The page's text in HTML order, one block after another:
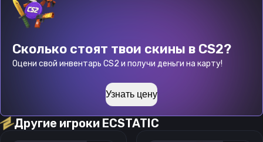
Сколько стоят твои скины в CS2?
Оцени свой инвентарь CS2 и получи деньги на карту!
Узнать цену
Другие игроки ECSTATIC